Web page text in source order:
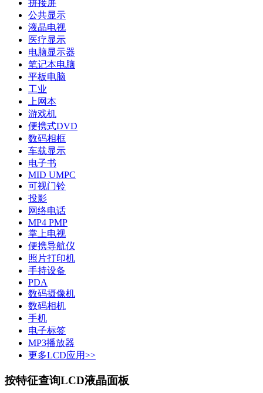
拼接屏
公共显示
液晶电视
医疗显示
电脑显示器
笔记本电脑
平板电脑
工业
上网本
游戏机
便携式DVD
数码相框
车载显示
电子书
MID UMPC
可视门铃
投影
网络电话
MP4 PMP
掌上电视
便携导航仪
照片打印机
手持设备
PDA
数码摄像机
数码相机
手机
电子标签
MP3播放器
更多LCD应用>>
按特征查询LCD液晶面板